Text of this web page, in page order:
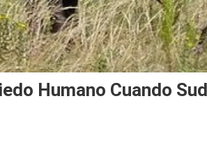
Humano Cuando